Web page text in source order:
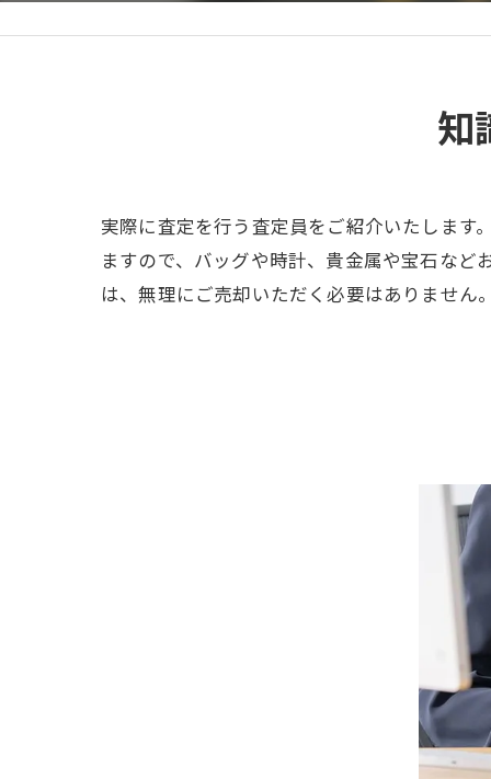
知
実際に査定を行う査定員をご紹介いたします
ますので、バッグや時計、貴金属や宝石な
は、無理にご売却いただく必要はありませ